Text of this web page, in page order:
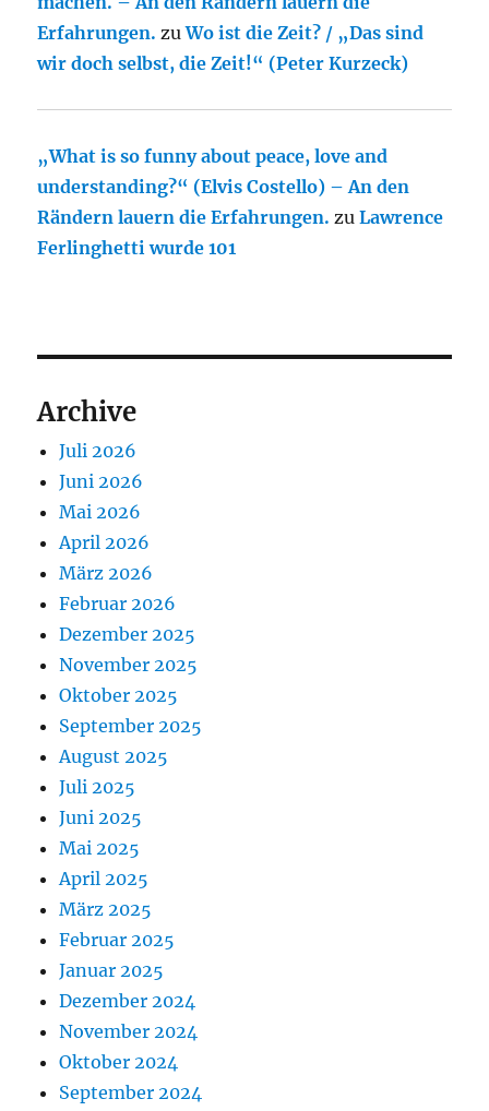
Erfahrungen. zuWo ist die Zeit? / „Das sind
wir doch selbst, die Zeit!“ (Peter Kurzeck)
„What is so funny about peace, love and
understanding?“ (Elvis Costello) – An den
Rändern lauern die Erfahrungen. zuLawrence
Ferlinghetti wurde 101
Archive
Juli 2026
Juni 2026
Mai 2026
April 2026
März 2026
Februar 2026
Dezember 2025
November 2025
Oktober 2025
September 2025
August 2025
Juli 2025
Juni 2025
Mai 2025
April 2025
März 2025
Februar 2025
Januar 2025
Dezember 2024
November 2024
Oktober 2024
September 2024